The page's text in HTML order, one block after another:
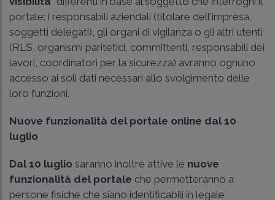
portale: i responsabili aziendali (titolare dell'impresa,
soggetti delegati), gli organi di vigilanza o gli altri utenti
(RLS, organismi paritetici, committenti, responsabili dei
lavori, coordinatori per la sicurezza) avranno ognuno
accesso ai soli dati necessari allo svolgimento delle
loro funzioni.
Nuove funzionalità del portale online dal 10
luglio
Dal 10 luglio saranno inoltre attive le nuove
funzionalità del portale che permetteranno a
persone fisiche che siano identificabili in legale